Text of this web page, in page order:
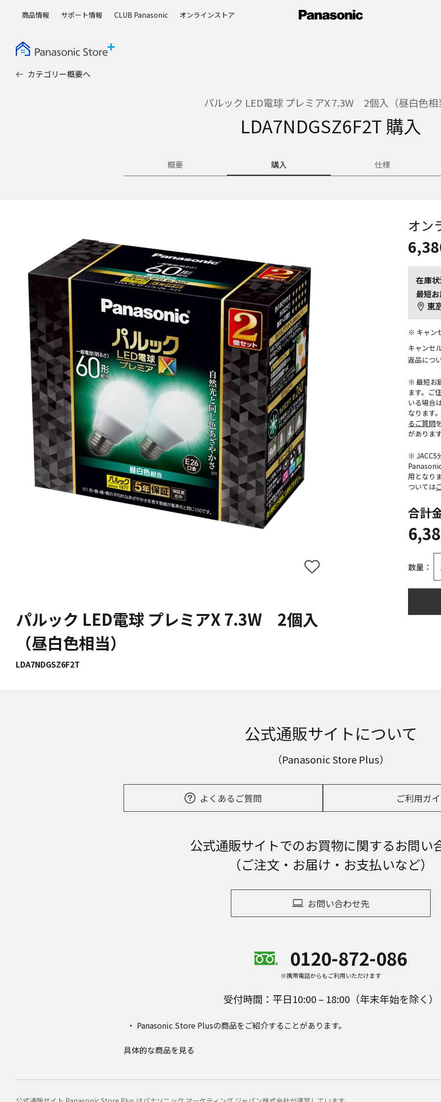
商品情報 サポート情報 CLUB Panasonic オンラインストア
カテゴリー概要へ
パルック LED電球 プレミアX 7.3W 2個入（昼白色相
LDA7NDGSZ6F2T 購入
概要 購入 仕様
パルック LED電球 プレミアX 7.3W 2個入
（昼白色相当）
LDA7NDGSZ6F2T
オン
在庫
最短
東
※ キャン
キャンセ
返品につ
※ 最短お
ます。ご
いる場合
なります
るご質問
があります
※ JACCS
用となり
ついては
合計
数量：
公式通販サイトについて
（Panasonic Store Plus）
よくあるご質問 ご利用ガ
公式通販サイトでのお買物に関するお問い
（ご注文・お届け・お支払いなど）
お問い合わせ先
0120-872-086
※携帯電話からもご利用いただけます
受付時間：平日10:00 – 18:00（年末年始を除く）
Panasonic Store Plusの商品をご紹介することがあります。
具体的な商品を見る